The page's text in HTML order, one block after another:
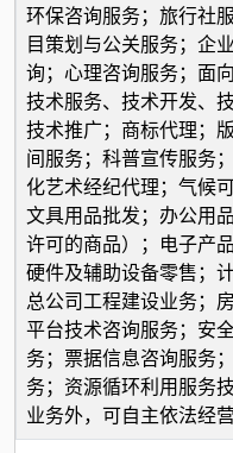
环保咨询服务；旅行社
目策划与公关服务；企
询；心理咨询服务；面
技术服务、技术开发、
技术推广；商标代理；
间服务；科普宣传服务
化艺术经纪代理；气候
文具用品批发；办公用
许可的商品）；电子产
硬件及辅助设备零售；
总公司工程建设业务；
平台技术咨询服务；安
务；票据信息咨询服务
务；资源循环利用服务
业务外，可自主依法经